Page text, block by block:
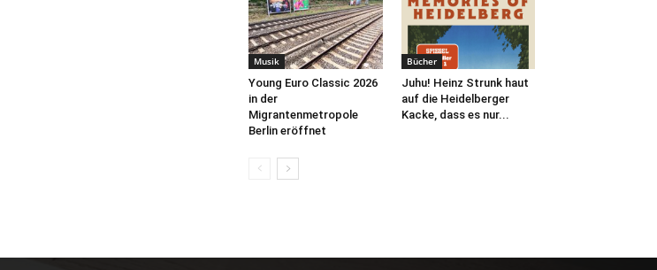
Musik
Young Euro Classic 2026
in der
Migrantenmetropole
Berlin eröffnet
Bücher
Juhu! Heinz Strunk haut
auf die Heidelberger
Kacke, dass es nur...